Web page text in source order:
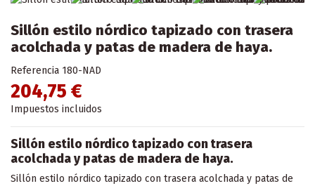
Sillón estilo nórdico tapizado con trasera
acolchada y patas de madera de haya.
Referencia 180-NAD
204,75 €
Impuestos incluidos
Sillón estilo nórdico tapizado con trasera
acolchada y patas de madera de haya.
Sillón estilo nórdico tapizado con trasera acolchada y patas de